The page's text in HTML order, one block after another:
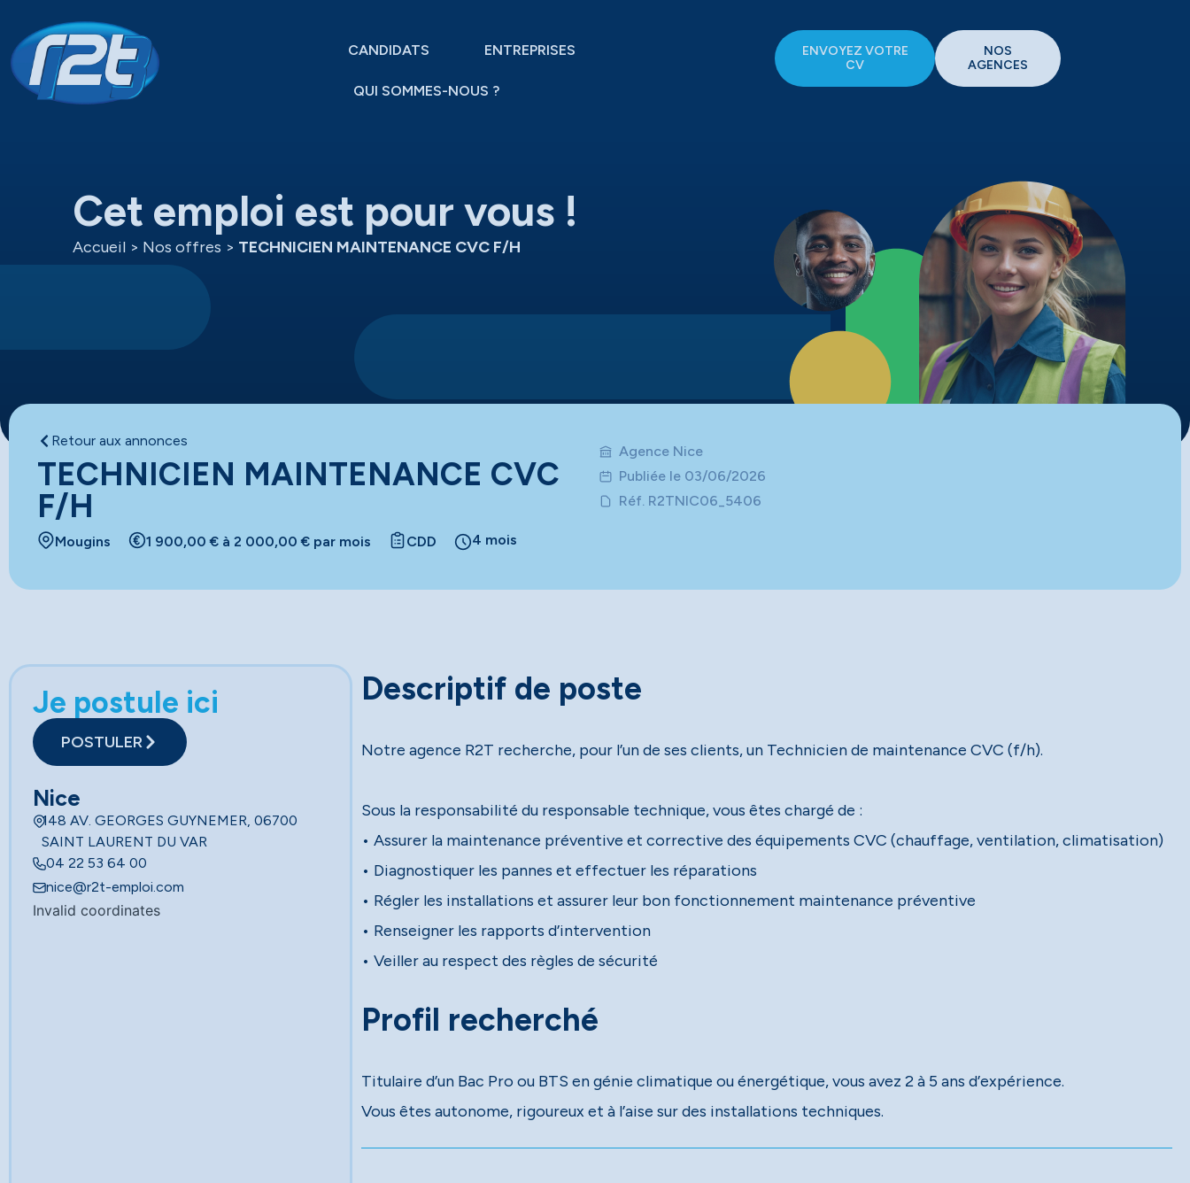
CANDIDATS ENTREPRISES
QUI SOMMES-NOUS ?
ENVOYEZ VOTRE
CV
NOS
AGENCES
Cet emploi est pour vous !
Accueil > Nos offres > TECHNICIEN MAINTENANCE CVC F/H
Retour aux annonces
TECHNICIEN MAINTENANCE CVC
F/H
Agence Nice
Publiée le 03/06/2026
Réf. R2TNIC06_5406
Mougins 1 900,00 € à 2 000,00 € par mois CDD 4 mois
Je postule ici
POSTULER
Nice
148 AV. GEORGES GUYNEMER, 06700
SAINT LAURENT DU VAR
04 22 53 64 00
nice@r2t-emploi.com
Invalid coordinates
Descriptif de poste
Notre agence R2T recherche, pour l’un de ses clients, un Technicien de maintenance CVC (f/h).
Sous la responsabilité du responsable technique, vous êtes chargé de :
• Assurer la maintenance préventive et corrective des équipements CVC (chauffage, ventilation, climatisation)
• Diagnostiquer les pannes et effectuer les réparations
• Régler les installations et assurer leur bon fonctionnement maintenance préventive
• Renseigner les rapports d’intervention
• Veiller au respect des règles de sécurité
Profil recherché
Titulaire d’un Bac Pro ou BTS en génie climatique ou énergétique, vous avez 2 à 5 ans d’expérience.
Vous êtes autonome, rigoureux et à l’aise sur des installations techniques.